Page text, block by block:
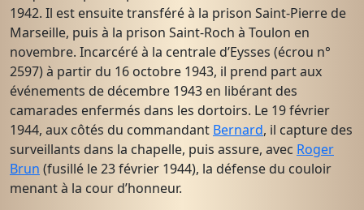
1942. Il est ensuite transféré à la prison Saint-Pierre de
Marseille, puis à la prison Saint-Roch à Toulon en
novembre. Incarcéré à la centrale d’Eysses (écrou n°
2597) à partir du 16 octobre 1943, il prend part aux
événements de décembre 1943 en libérant des
camarades enfermés dans les dortoirs. Le 19 février
1944, aux côtés du commandant Bernard, il capture des
surveillants dans la chapelle, puis assure, avec Roger
Brun (fusillé le 23 février 1944), la défense du couloir
menant à la cour d’honneur.